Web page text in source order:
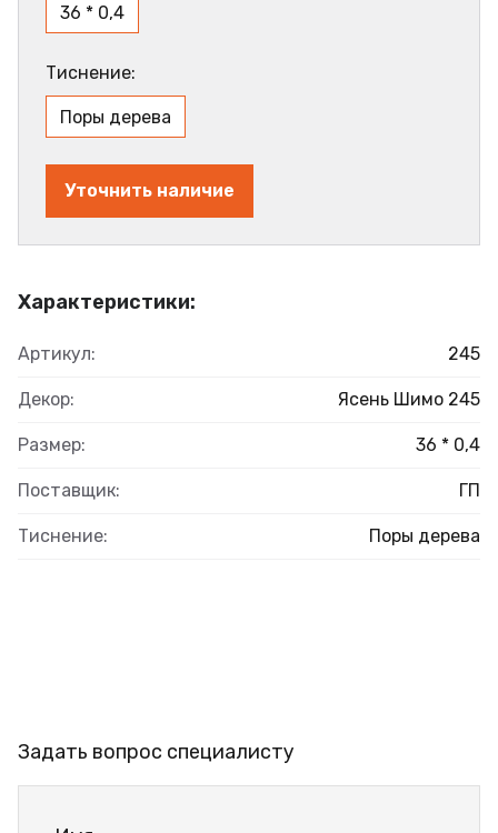
Характеристики:
Артикул: 245
Декор: Ясень Шимо 245
Размер: 36 * 0,4
Поставщик: ГП
Тиснение: Поры дерева
36 * 0,4
Тиснение:
Поры дерева
Уточнить наличие
Задать вопрос специалисту